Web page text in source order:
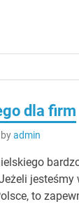
dla firm
byadmin
jesteśmy
to